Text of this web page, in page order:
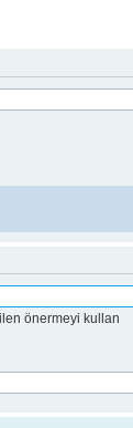
önermeyi kullan